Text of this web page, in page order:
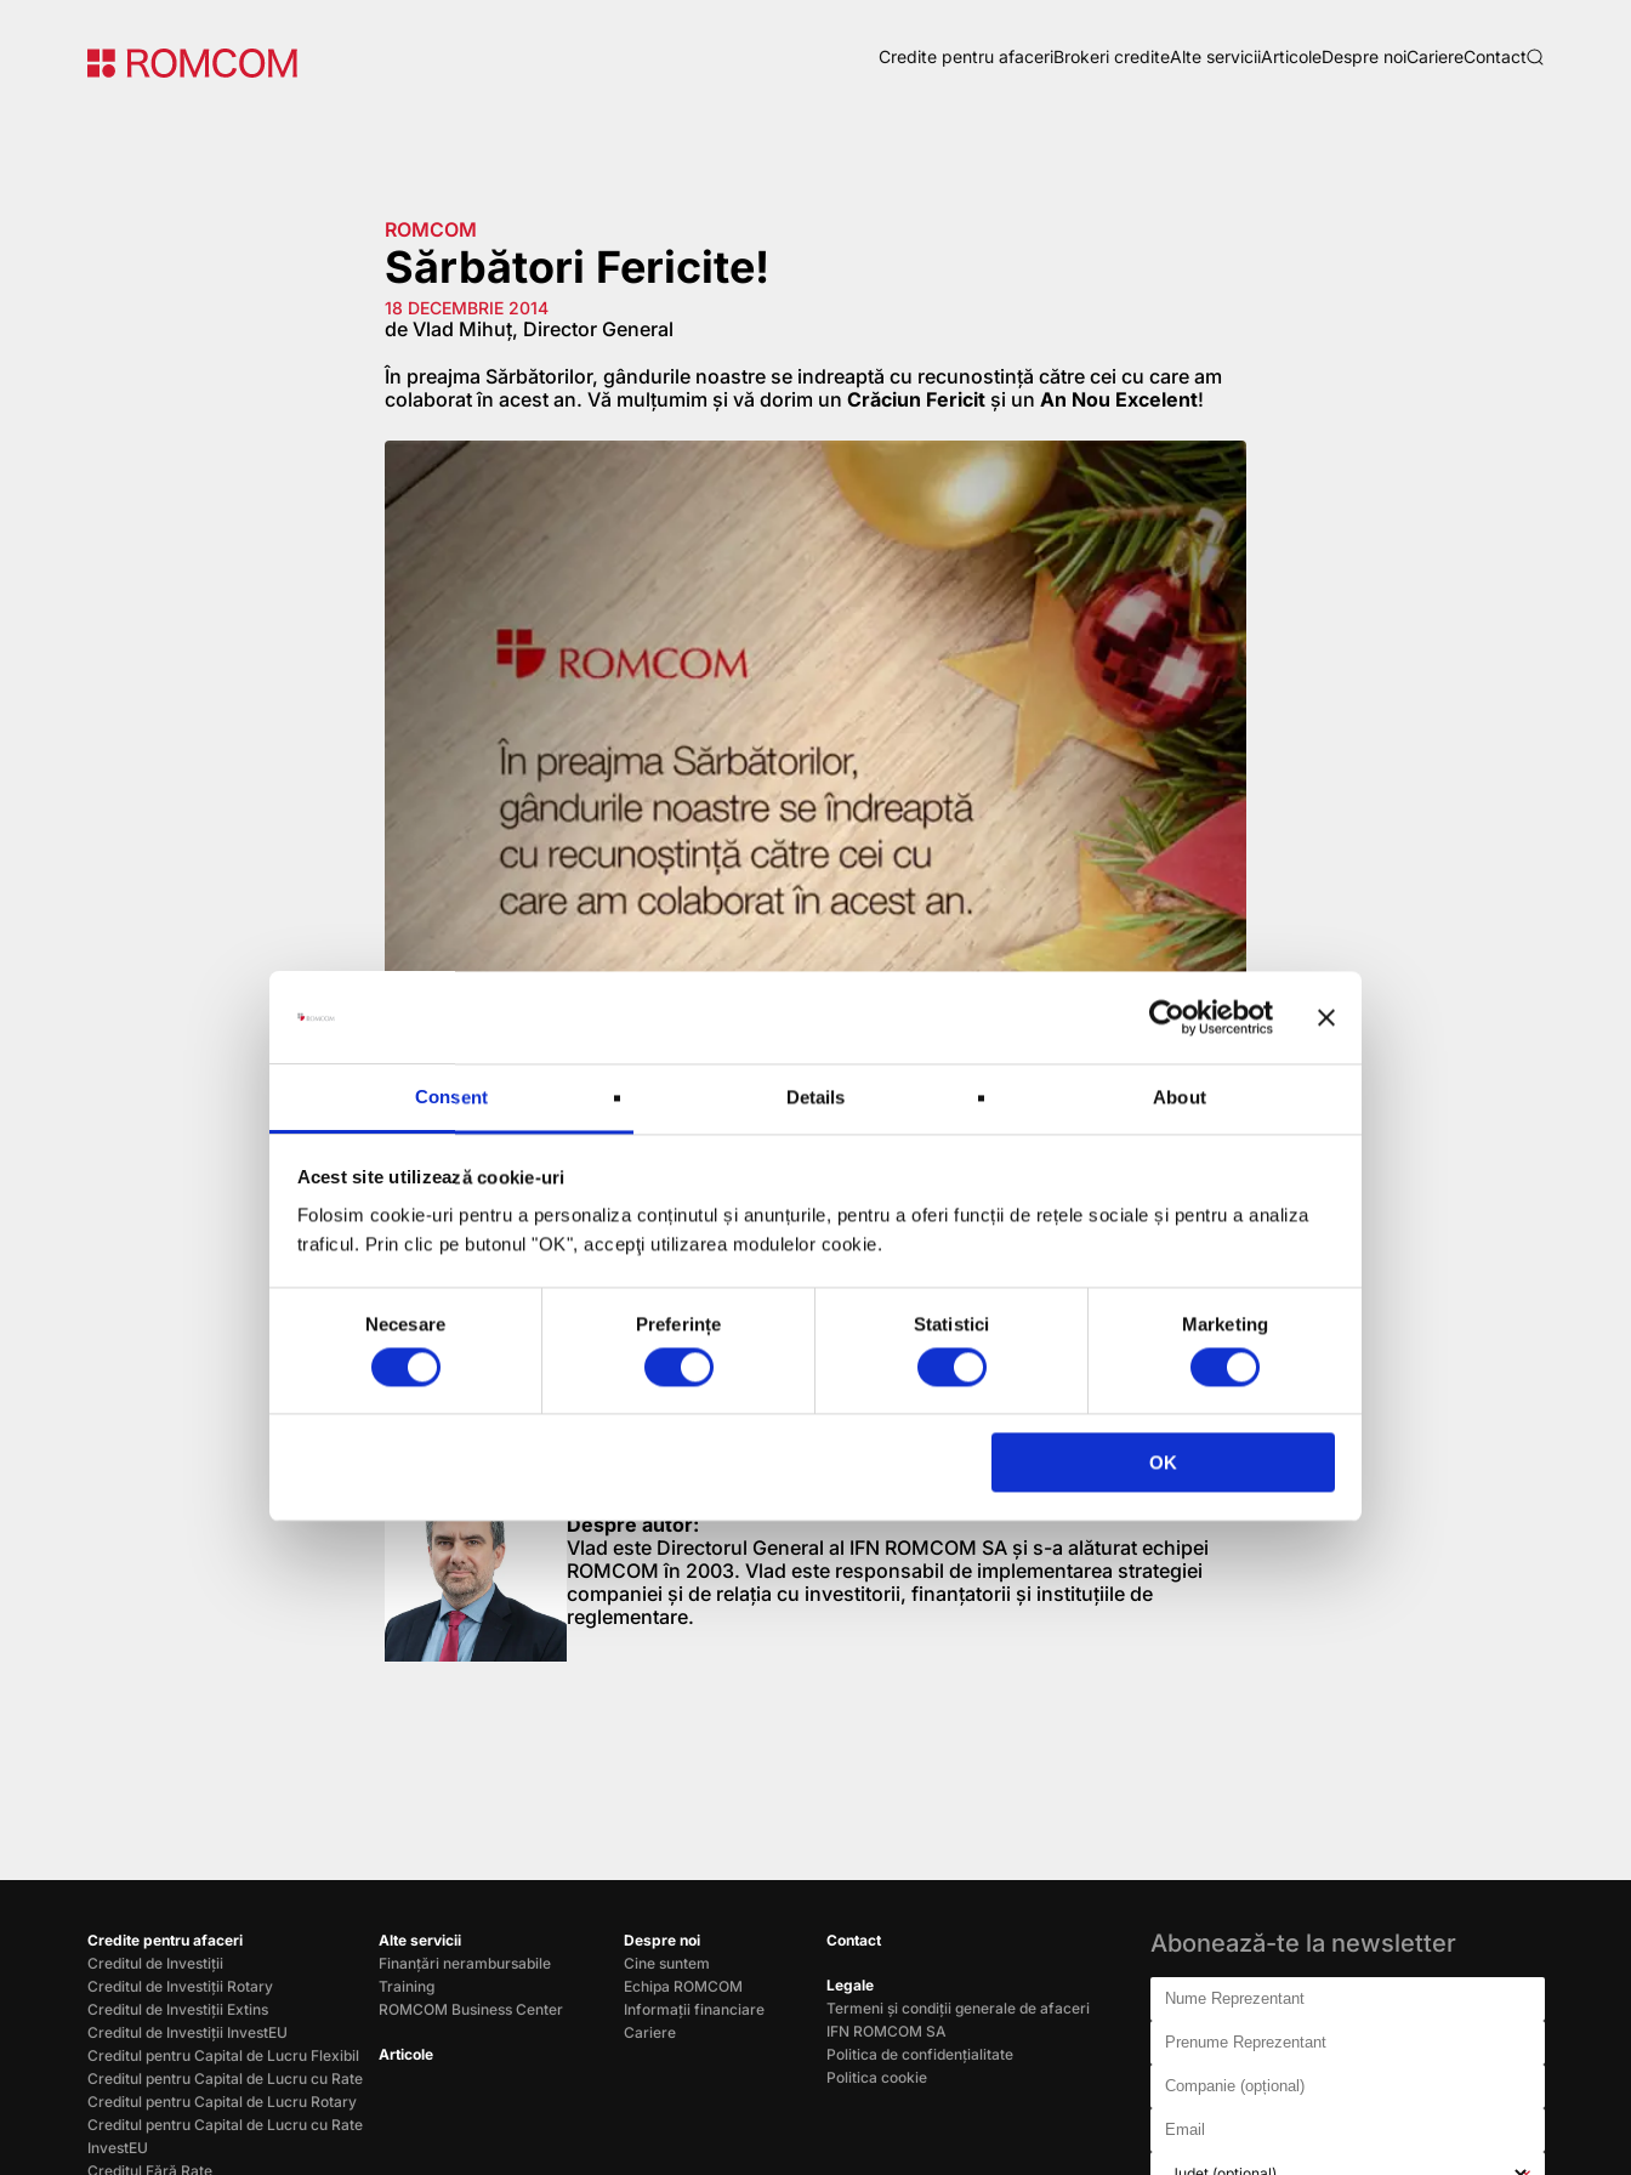
Consent Details About
Acest site utilizează cookie-uri
Folosim cookie-uri pentru a personaliza conținutul și anunțurile, pentru a oferi funcții de rețele sociale și pentru a analiza
traficul. Prin clic pe butonul "OK", accepţi utilizarea modulelor cookie.
Necesare Preferințe Statistici Marketing
OK
Credite pentru afaceriBrokeri crediteAlte serviciiArticoleDespre noiCariereContact
ROMCOM
Sărbători Fericite!
18 DECEMBRIE 2014
de Vlad Mihuț, Director General
În preajma Sărbătorilor, gândurile noastre se indreaptă cu recunostință către cei cu care am
colaborat în acest an. Vă mulțumim și vă dorim un Crăciun Fericit și un An Nou Excelent!
Despre autor:
Vlad este Directorul General al IFN ROMCOM SA și s-a alăturat echipei
ROMCOM în 2003. Vlad este responsabil de implementarea strategiei
companiei și de relația cu investitorii, finanțatorii și instituțiile de
reglementare.
Credite pentru afaceri
Creditul de Investiții
Creditul de Investiții Rotary
Creditul de Investiții Extins
Creditul de Investiții InvestEU
Creditul pentru Capital de Lucru Flexibil
Creditul pentru Capital de Lucru cu Rate
Creditul pentru Capital de Lucru Rotary
Creditul pentru Capital de Lucru cu Rate
InvestEU
Creditul Fără Rate
Alte servicii
Finanțări nerambursabile
Training
ROMCOM Business Center
Articole
Despre noi
Cine suntem
Echipa ROMCOM
Informații financiare
Cariere
Contact
Legale
Termeni și condiții generale de afaceri
IFN ROMCOM SA
Politica de confidențialitate
Politica cookie
Abonează-te la newsletter
Don't fill this out:
Nume Reprezentant
Prenume Reprezentant
Companie (opțional)
Email